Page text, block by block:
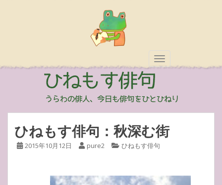
TOGGLE
ひねもす俳句：秋深む街
2015年10月12日 pure2 ひねもす俳句